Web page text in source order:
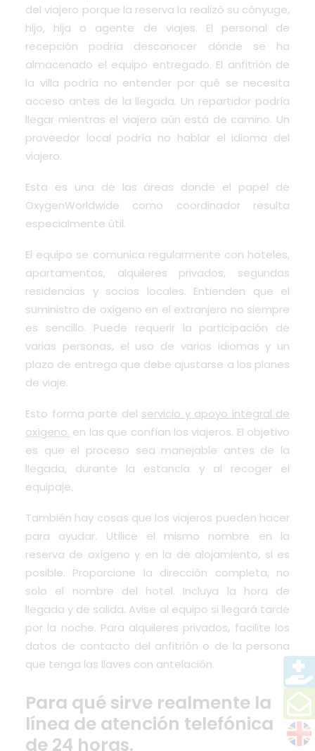
del viajero porque la reserva la realizó su cónyuge,
hijo, hija o agente de viajes. El personal de
recepción podría desconocer dónde se ha
almacenado el equipo entregado. El anfitrión de
la villa podría no entender por qué se necesita
acceso antes de la llegada. Un repartidor podría
llegar mientras el viajero aún está de camino. Un
proveedor local podría no hablar el idioma del
viajero.
Esta es una de las áreas donde el papel de
OxygenWorldwide como coordinador resulta
especialmente útil.
El equipo se comunica regularmente con hoteles,
apartamentos, alquileres privados, segundas
residencias y socios locales. Entienden que el
suministro de oxígeno en el extranjero no siempre
es sencillo. Puede requerir la participación de
varias personas, el uso de varios idiomas y un
plazo de entrega que debe ajustarse a los planes
de viaje.
Esto forma parte del servicio y apoyo integral de
oxígeno. en las que confían los viajeros. El objetivo
es que el proceso sea manejable antes de la
llegada, durante la estancia y al recoger el
equipaje.
También hay cosas que los viajeros pueden hacer
para ayudar. Utilice el mismo nombre en la
reserva de oxígeno y en la de alojamiento, si es
posible. Proporcione la dirección completa, no
solo el nombre del hotel. Incluya la hora de
llegada y de salida. Avise al equipo si llegará tarde
por la noche. Para alquileres privados, facilite los
datos de contacto del anfitrión o de la persona
que tenga las llaves con antelación.
Para qué sirve realmente la
línea de atención telefónica
de 24 horas.